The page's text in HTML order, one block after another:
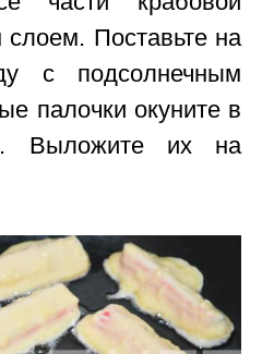
Поставьте на
с подсолнечным
палочки окуните в
Выложите их на